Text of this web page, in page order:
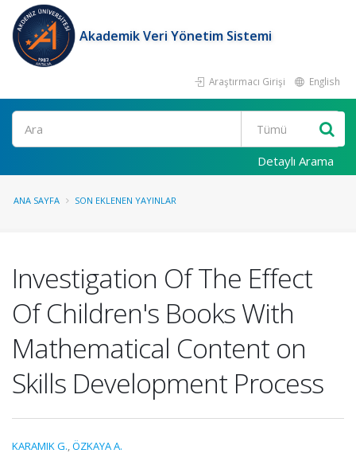
Akademik Veri Yönetim Sistemi
Araştırmacı Girişi English
Ara
Detaylı Arama
ANA SAYFA SON EKLENEN YAYINLAR
Investigation Of The Effect
Of Children's Books With
Mathematical Content on
Skills Development Process
KARAMIK G.,ÖZKAYA A.